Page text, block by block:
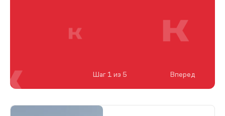
Шаг 1 из 5 Вперед